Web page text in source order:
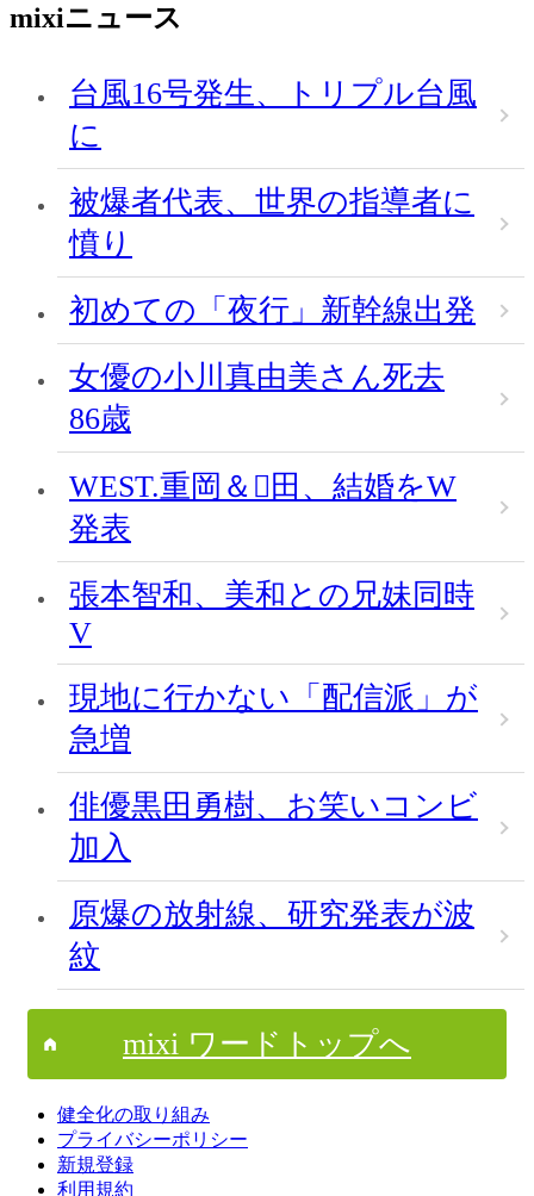
mixiニュース
台風16号発生、トリプル台風
に
被爆者代表、世界の指導者に
憤り
初めての「夜行」新幹線出発
女優の小川真由美さん死去
86歳
WEST.重岡＆田、結婚をW
発表
張本智和、美和との兄妹同時
V
現地に行かない「配信派」が
急増
俳優黒田勇樹、お笑いコンビ
加入
原爆の放射線、研究発表が波
紋
mixi ワードトップへ
健全化の取り組み
プライバシーポリシー
新規登録
利用規約